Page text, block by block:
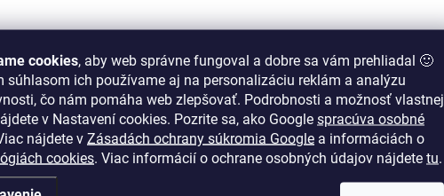
cookies, aby web správne fungoval a dobre sa vám prehliadal 🙂
súhlasom ich používame aj na personalizáciu reklám a analýzu
čo nám pomáha web zlepšovať. Podrobnosti a možnosť vlastnej
v Nastavení cookies. Pozrite sa, ako Google spracúva osobné
nájdete v Zásadách ochrany súkromia Google a informáciách o
cookies. Viac informácií o ochrane osobných údajov nájdete tu.